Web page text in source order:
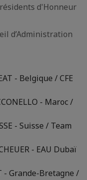
d'Honneur
d’Administration
- Belgique / CFE
- Maroc /
- Suisse / Team
- EAU Dubaï
- Grande-Bretagne /